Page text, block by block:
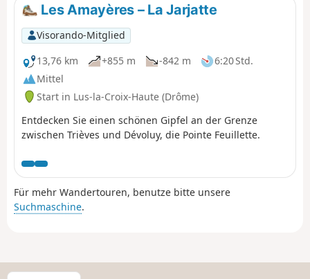
Les Amayères – La Jarjatte
Visorando-Mitglied
13,76 km
+855 m -842 m
6:20 Std.
Mittel
Start in Lus-la-Croix-Haute (Drôme)
Entdecken Sie einen schönen Gipfel an der Grenze
zwischen Trièves und Dévoluy, die Pointe Feuillette.
Für mehr Wandertouren, benutze bitte unsere
Suchmaschine.